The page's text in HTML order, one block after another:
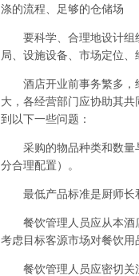
涤的流程、足够的仓储场
要科学、合理地设计组
局、设施设备、市场定位
酒店开业前事务繁多，
大，各经营部门应协助其
到以下一些问题：
采购的物品种类和数量与
分合理配置）。
最低产品标准是厨师长和
餐饮管理人员应从本酒店
考虑目标客源市场对餐饮
餐饮管理人员应密切关